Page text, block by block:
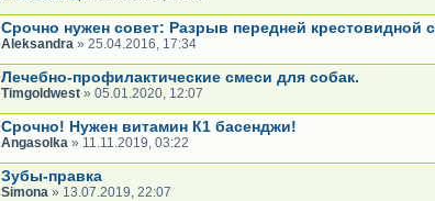
Срочно нужен совет: Разрыв передней крестовидной
Aleksandra » 25.04.2016, 17:34
Лечебно-профилактические смеси для собак.
Timgoldwest » 05.01.2020, 12:07
Срочно! Нужен витамин К1 басенджи!
Angasolka » 11.11.2019, 03:22
Зубы-правка
Simona » 13.07.2019, 22:07